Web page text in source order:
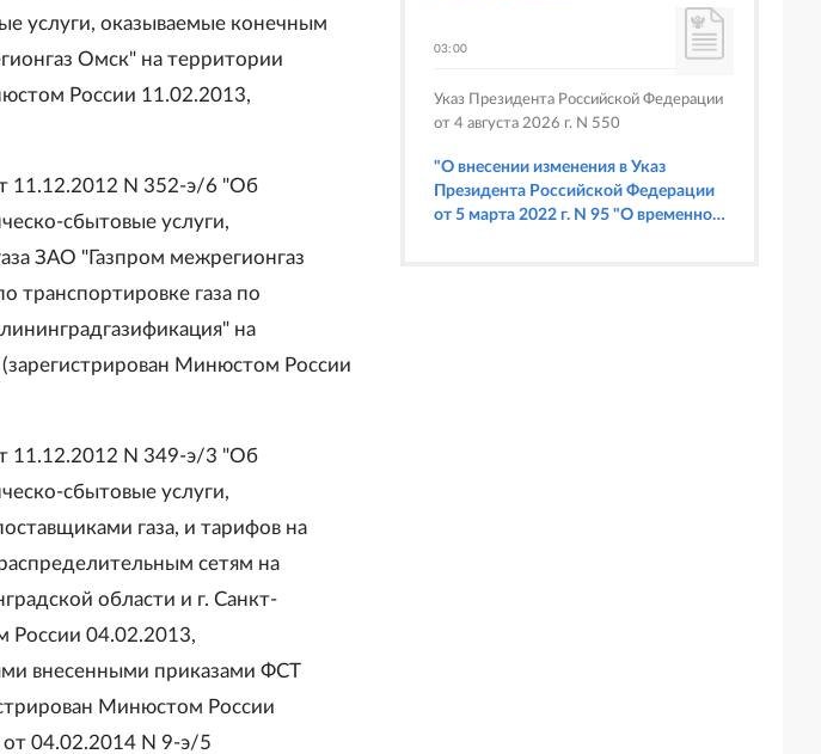
услуги, оказываемые конечным
Омск" на территории
России 11.02.2013,
11.12.2012 N 352-э/6 "Об
сбытовые услуги,
ЗАО "Газпром межрегионгаз
транспортировке газа по
на
Минюстом России
11.12.2012 N 349-э/3 "Об
сбытовые услуги,
газа, и тарифов на
сетям на
области и г. Санкт-
России 04.02.2013,
внесенными приказами ФСТ
Минюстом России
04.02.2014 N 9-э/5
03:00
Указ Президента Российской Федерации
от 4 августа 2026 г. N 550
"О внесении изменения в Указ
Президента Российской Федерации
от 5 марта 2022 г. N 95 "О временном